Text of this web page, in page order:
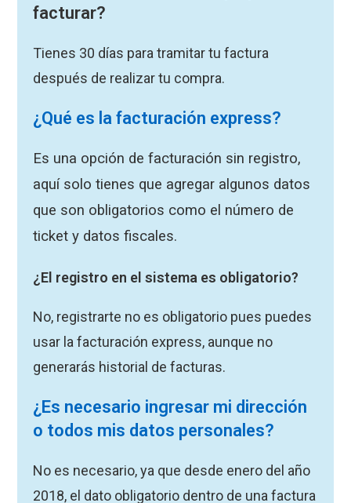
facturar?
Tienes 30 días para tramitar tu factura
después de realizar tu compra.
¿Qué es la facturación express?
Es una opción de facturación sin registro,
aquí solo tienes que agregar algunos datos
que son obligatorios como el número de
ticket y datos fiscales.
¿El registro en el sistema es obligatorio?
No, registrarte no es obligatorio pues puedes
usar la facturación express, aunque no
generarás historial de facturas.
¿Es necesario ingresar mi dirección
o todos mis datos personales?
No es necesario, ya que desde enero del año
2018, el dato obligatorio dentro de una factura